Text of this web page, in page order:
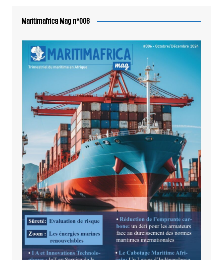
Maritimafrica Mag n°006